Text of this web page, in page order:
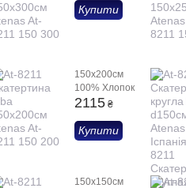
Купити
150х200см
100% Хлопок
2115 ₴
Купити
150х150см